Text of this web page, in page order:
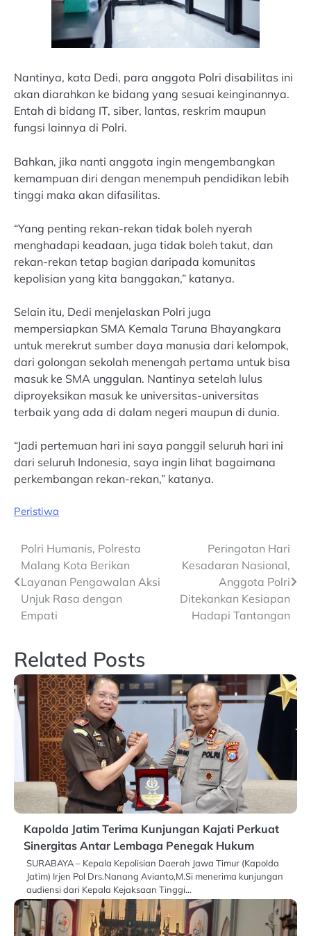
Nantinya, kata Dedi, para anggota Polri disabilitas ini
akan diarahkan ke bidang yang sesuai keinginannya.
Entah di bidang IT, siber, lantas, reskrim maupun
fungsi lainnya di Polri.
Bahkan, jika nanti anggota ingin mengembangkan
kemampuan diri dengan menempuh pendidikan lebih
tinggi maka akan difasilitas.
“Yang penting rekan-rekan tidak boleh nyerah
menghadapi keadaan, juga tidak boleh takut, dan
rekan-rekan tetap bagian daripada komunitas
kepolisian yang kita banggakan,” katanya.
Selain itu, Dedi menjelaskan Polri juga
mempersiapkan SMA Kemala Taruna Bhayangkara
untuk merekrut sumber daya manusia dari kelompok,
dari golongan sekolah menengah pertama untuk bisa
masuk ke SMA unggulan. Nantinya setelah lulus
diproyeksikan masuk ke universitas-universitas
terbaik yang ada di dalam negeri maupun di dunia.
“Jadi pertemuan hari ini saya panggil seluruh hari ini
dari seluruh Indonesia, saya ingin lihat bagaimana
perkembangan rekan-rekan,” katanya.
Peristiwa
Post
navigation
Polri Humanis, Polresta
Malang Kota Berikan
Layanan Pengawalan Aksi
Unjuk Rasa dengan
Empati
Peringatan Hari
Kesadaran Nasional,
Anggota Polri
Ditekankan Kesiapan
Hadapi Tantangan
Related Posts
Kapolda Jatim Terima Kunjungan Kajati Perkuat
Sinergitas Antar Lembaga Penegak Hukum
SURABAYA – Kepala Kepolisian Daerah Jawa Timur (Kapolda
Jatim) Irjen Pol Drs.Nanang Avianto,M.Si menerima kunjungan
audiensi dari Kepala Kejaksaan Tinggi…